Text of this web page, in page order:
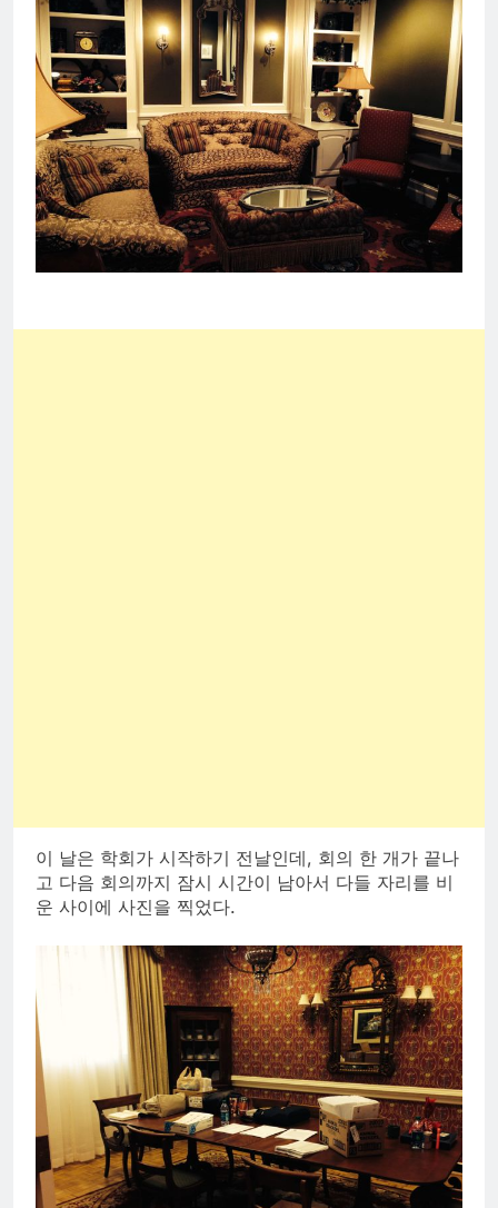
이 날은 학회가 시작하기 전날인데, 회의 한 개가 끝나
고 다음 회의까지 잠시 시간이 남아서 다들 자리를 비
운 사이에 사진을 찍었다.